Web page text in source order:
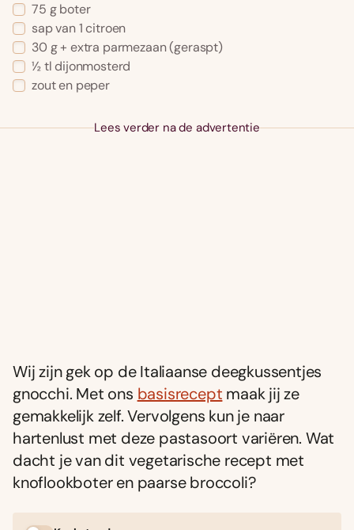
75 g boter
sap van 1 citroen
30 g + extra parmezaan (geraspt)
½ tl dijonmosterd
zout en peper
Lees verder na de advertentie
Wij zijn gek op de Italiaanse deegkussentjes
gnocchi. Met ons basisrecept maak jij ze
gemakkelijk zelf. Vervolgens kun je naar
hartenlust met deze pastasoort variëren. Wat
dacht je van dit vegetarische recept met
knoflookboter en paarse broccoli?